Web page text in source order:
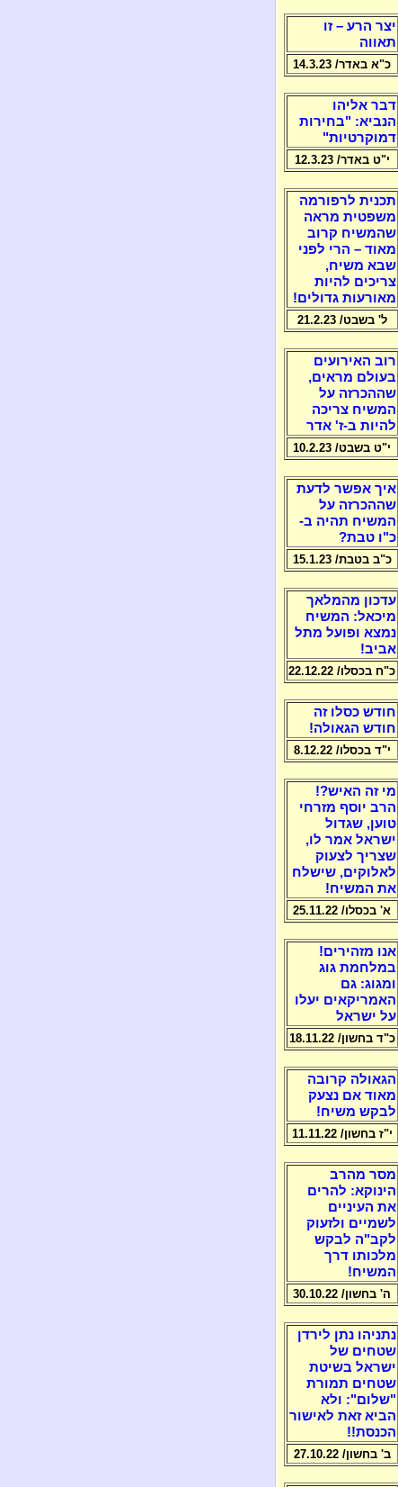
יצר הרע – זו
תאווה
כ"א באדר/ 14.3.23
דבר אליהו
הנביא: "בחירות
דמוקרטיות"
י"ט באדר/ 12.3.23
תכנית לרפורמה
משפטית מראה
שהמשיח קרוב
מאוד – הרי לפני
שבא משיח,
צריכים להיות
מאורעות גדולים!
ל' בשבט/ 21.2.23
רוב האירועים
בעולם מראים,
שההכרזה על
המשיח צריכה
להיות ב-ז' אדר
י"ט בשבט/ 10.2.23
איך אפשר לדעת
שההכרזה על
המשיח תהיה ב-
כ"ו טבת?
כ"ב בטבת/ 15.1.23
עדכון מהמלאך
מיכאל: המשיח
נמצא ופועל מתל
אביב!
כ"ח בכסלו/ 22.12.22
חודש כסלו זה
חודש הגאולה!
י"ד בכסלו/ 8.12.22
מי זה האיש?!
הרב יוסף מזרחי
טוען, שגדול
ישראל אמר לו,
שצריך לצעוק
לאלוקים, שישלח
את המשיח!
א' בכסלו/ 25.11.22
אנו מזהירים!
במלחמת גוג
ומגוג: גם
האמריקאים יעלו
על ישראל
כ"ד בחשון/ 18.11.22
הגאולה קרובה
מאוד אם נצעק
לבקש משיח!
י"ז בחשון/ 11.11.22
מסר מהרב
הינוקא: להרים
את העיניים
לשמיים ולזעוק
לקב"ה לבקש
מלכותו דרך
המשיח!
ה' בחשון/ 30.10.22
נתניהו נתן לירדן
שטחים של
ישראל בשיטת
שטחים תמורת
"שלום": ולא
הביא זאת לאישור
הכנסת!!
ב' בחשון/ 27.10.22